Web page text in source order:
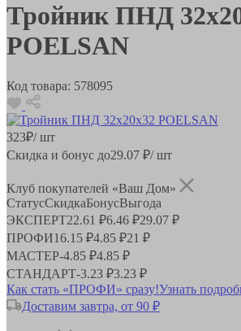
Тройник ПНД
POELSAN
Код товара: 578095
323₽/ шт
Скидка и бонус до29.07 ₽/ шт
Клуб покупателей «Ваш Дом»
СтатусСкидкаБонусВыгода
ЭКСПЕРТ22.61 ₽6.46 ₽29.07 ₽
ПРОФИ16.15 ₽4.85 ₽21 ₽
МАСТЕР-4.85 ₽4.85 ₽
СТАНДАРТ-3.23 ₽3.23 ₽
Как стать «ПРОФИ» сразу!Узнать
Доставим завтра, от 90 ₽